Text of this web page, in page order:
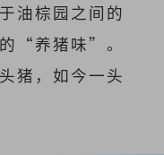
油棕园之间的
“养猪味”。
猪，如今一头